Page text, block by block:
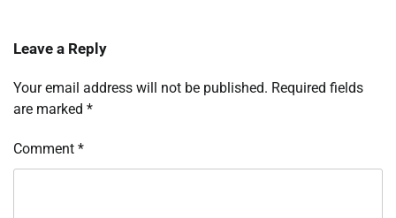
Leave a Reply
Your email address will not be published. Required fields
are marked *
Comment *